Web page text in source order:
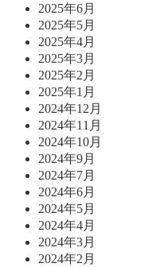
2025年6月
2025年5月
2025年4月
2025年3月
2025年2月
2025年1月
2024年12月
2024年11月
2024年10月
2024年9月
2024年7月
2024年6月
2024年5月
2024年4月
2024年3月
2024年2月